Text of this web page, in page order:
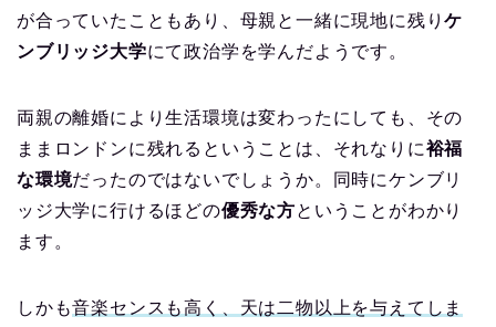
が合っていたこともあり、母親と一緒に現地に残りケ
ンブリッジ大学にて政治学を学んだようです。
両親の離婚により生活環境は変わったにしても、その
ままロンドンに残れるということは、それなりに裕福
な環境だったのではないでしょうか。同時にケンブリ
ッジ大学に行けるほどの優秀な方ということがわかり
ます。
しかも音楽センスも高く、天は二物以上を与えてしま